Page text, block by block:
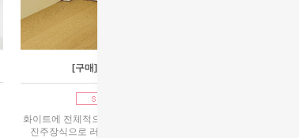
[구매]비안느레이스
화이트에 전체적으로 레이스로 드레시한 느낌 허리에
진주장식으로 러블리하게 볼륨감있게 주름스티치